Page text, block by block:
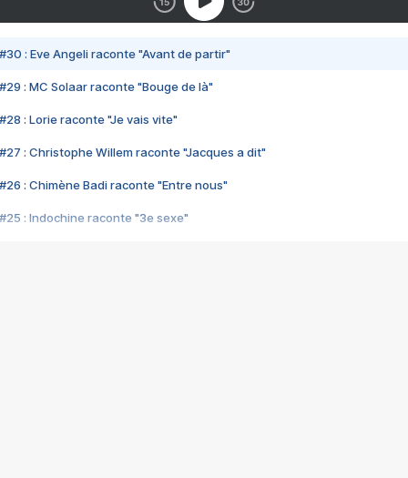
#30 : Eve Angeli raconte "Avant de partir"
#29 : MC Solaar raconte "Bouge de là"
#28 : Lorie raconte "Je vais vite"
#27 : Christophe Willem raconte "Jacques a dit"
#26 : Chimène Badi raconte "Entre nous"
#25 : Indochine raconte "3e sexe"